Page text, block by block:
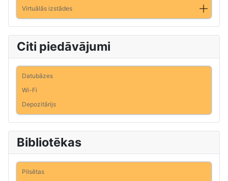
Virtuālās izstādes
Citi piedāvājumi
Datubāzes
Wi-Fi
Depozitārijs
Bibliotēkas
Pilsētas